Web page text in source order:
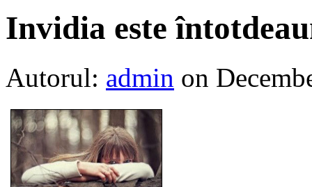
Invidia este
Autorul: admin on